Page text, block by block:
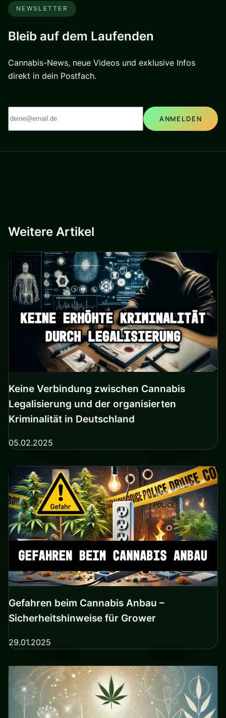
NEWSLETTER
Bleib auf dem Laufenden
Cannabis-News, neue Videos und exklusive Infos
direkt in dein Postfach.
ANMELDEN
Weitere Artikel
Keine Verbindung zwischen Cannabis
Legalisierung und der organisierten
Kriminalität in Deutschland
05.02.2025
Gefahren beim Cannabis Anbau –
Sicherheitshinweise für Grower
29.01.2025